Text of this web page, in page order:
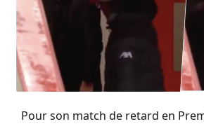
Pour son match de retard en